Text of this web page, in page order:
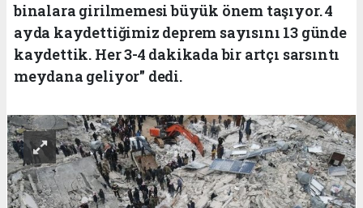
binalara girilmemesi büyük önem taşıyor. 4
ayda kaydettiğimiz deprem sayısını 13 günde
kaydettik. Her 3-4 dakikada bir artçı sarsıntı
meydana geliyor" dedi.